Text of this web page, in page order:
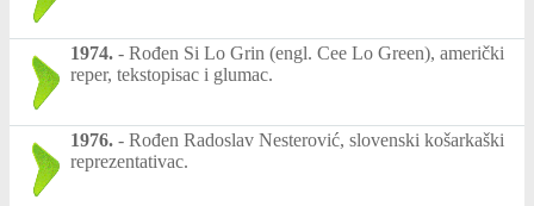
1974. - Rođen Si Lo Grin (engl. Cee Lo Green), američki
reper, tekstopisac i glumac.
1976. - Rođen Radoslav Nesterović, slovenski košarkaški
reprezentativac.